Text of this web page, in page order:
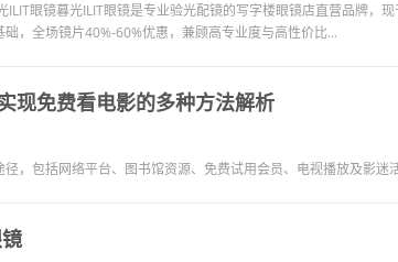
ILIT眼镜暮光ILIT眼镜是专业验光配镜的写字楼眼镜店直营品牌，
，全场镜片40%-60%优惠，兼顾高专业度与高性价比...
现免费看电影的多种方法解析
，包括网络平台、图书馆资源、免费试用会员、电视播放及影迷